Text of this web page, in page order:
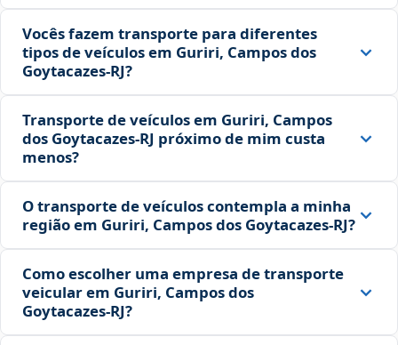
Vocês fazem transporte para diferentes
tipos de veículos em Guriri, Campos dos
Goytacazes‑RJ?
Transporte de veículos em Guriri, Campos
dos Goytacazes‑RJ próximo de mim custa
menos?
O transporte de veículos contempla a minha
região em Guriri, Campos dos Goytacazes‑RJ?
Como escolher uma empresa de transporte
veicular em Guriri, Campos dos
Goytacazes‑RJ?